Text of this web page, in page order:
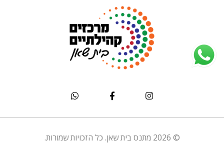
© 2026 מתנס בית שאן. כל הזכויות שמורות.